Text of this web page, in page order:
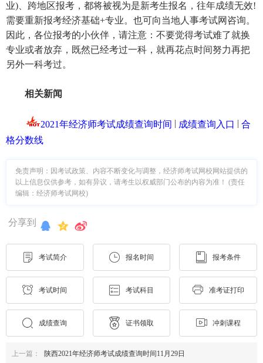
业)、跨地区报考，都将被视为是新考生报名，往年成绩无效!
需要重新报考经济基础+专业。也可向当地人事考试网咨询。
因此，各位报考的小伙伴，请注意：不要觉得考试难了就换
专业或者放弃，既然已经考过一科，就再花点时间努力再把
另外一科考过。
相关新闻
2021年经济师考试成绩查询时间 | 成绩查询入口 | 合
格分数线
免责声明：因考试政策、内容不断变化与调整，经济师考试网校网站提供的
以上信息仅供参考，如有异议，请考生以权威部门公布的内容为准！ (责任
编辑：经济师考试网校)
分享到
考试简介 报名时间 报考条件
考试时间 考试科目 准考证打印
成绩查询 证书领取 冲刺课程
上一篇： 陕西2021年经济师考试成绩查询时间11月29日